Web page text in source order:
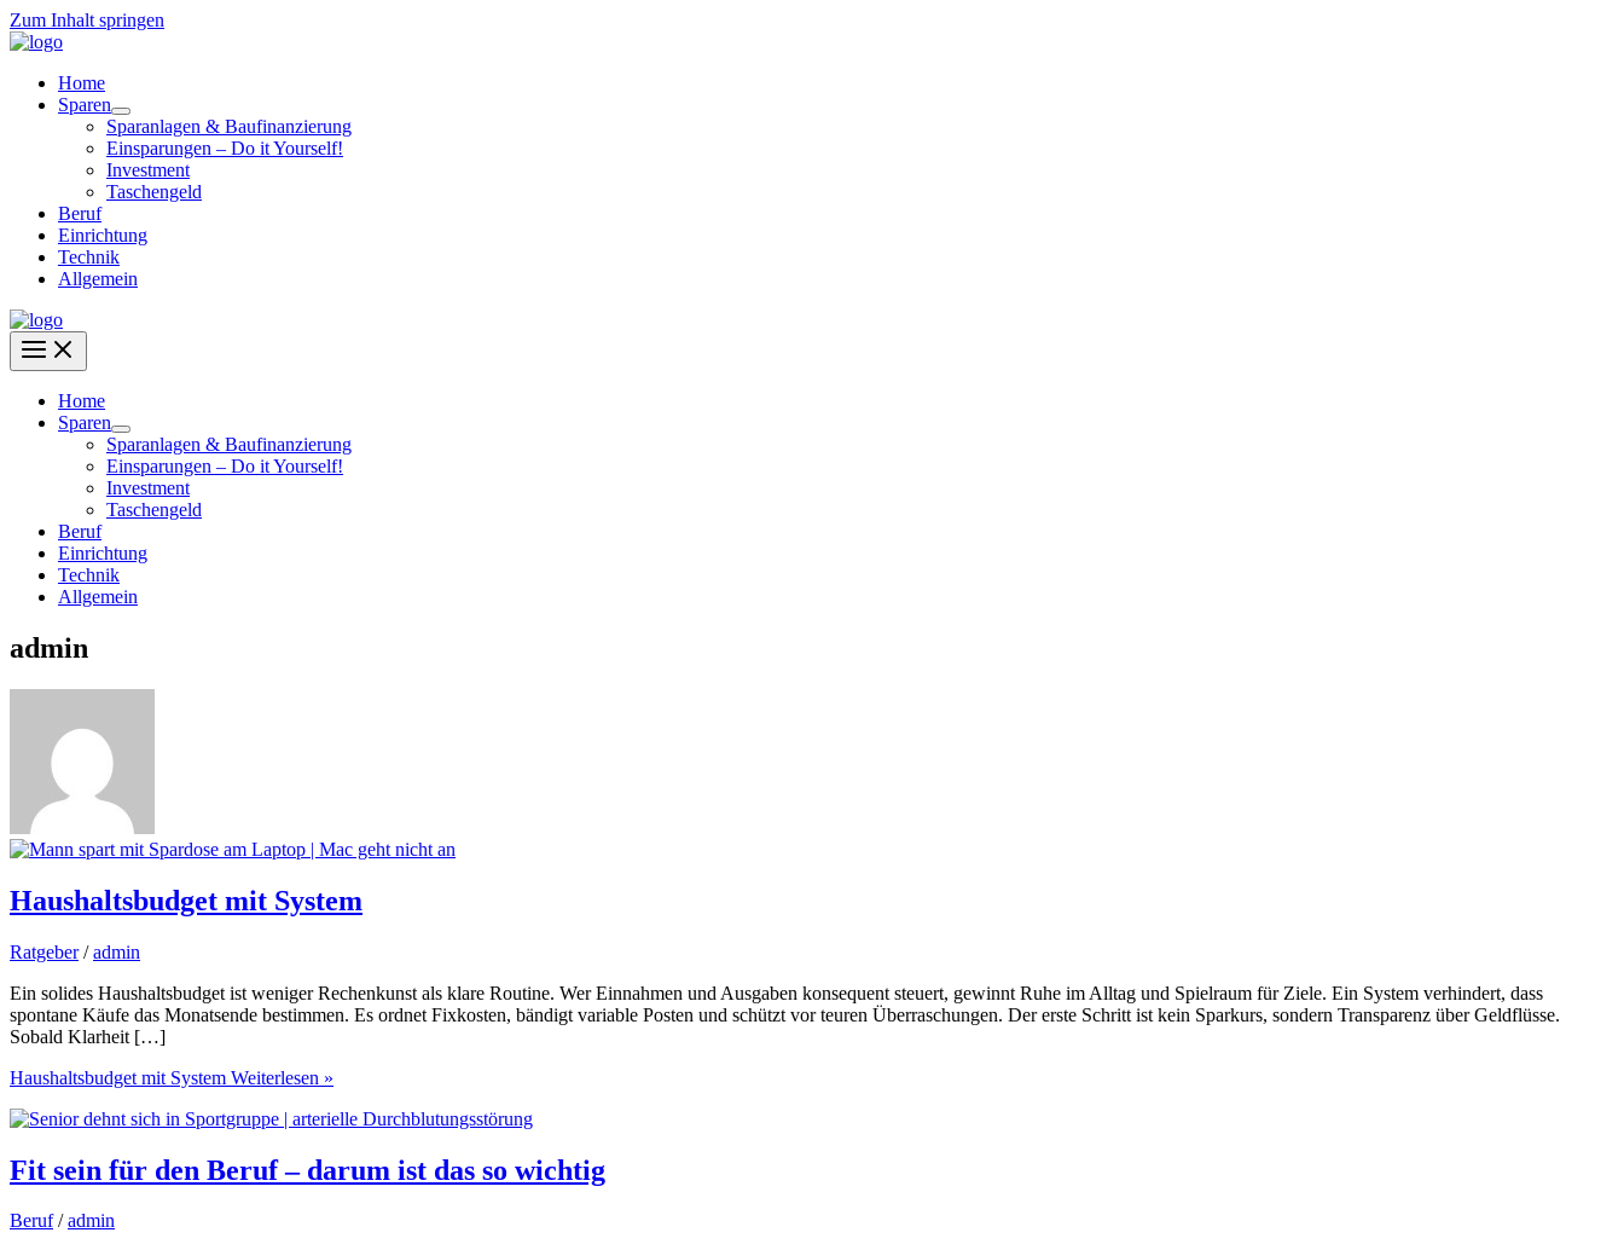
Zum Inhalt springen
Home
Sparen
Sparanlagen & Baufinanzierung
Einsparungen – Do it Yourself!
Investment
Taschengeld
Beruf
Einrichtung
Technik
Allgemein
Home
Sparen
Sparanlagen & Baufinanzierung
Einsparungen – Do it Yourself!
Investment
Taschengeld
Beruf
Einrichtung
Technik
Allgemein
admin
Haushaltsbudget mit System
Ratgeber/admin
Ein solides Haushaltsbudget ist weniger Rechenkunst als klare Routine. Wer Einnahmen und Ausgaben konsequent steuert, gewinnt Ruhe im Alltag und Spielraum für Ziele. Ein System verhindert, dass
spontane Käufe das Monatsende bestimmen. Es ordnet Fixkosten, bändigt variable Posten und schützt vor teuren Überraschungen. Der erste Schritt ist kein Sparkurs, sondern Transparenz über Geldflüsse.
Sobald Klarheit […]
Haushaltsbudget mit System Weiterlesen »
Fit sein für den Beruf – darum ist das so wichtig
Beruf/admin